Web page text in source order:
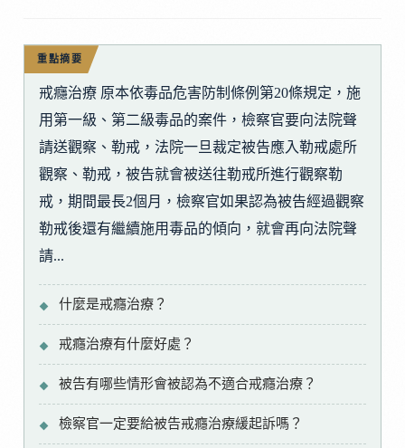
重點摘要
戒癮治療 原本依毒品危害防制條例第20條規定，施
用第一級、第二級毒品的案件，檢察官要向法院聲
請送觀察、勒戒，法院一旦裁定被告應入勒戒處所
觀察、勒戒，被告就會被送往勒戒所進行觀察勒
戒，期間最長2個月，檢察官如果認為被告經過觀察
勒戒後還有繼續施用毒品的傾向，就會再向法院聲
請...
什麼是戒癮治療？
戒癮治療有什麼好處？
被告有哪些情形會被認為不適合戒癮治療？
檢察官一定要給被告戒癮治療緩起訴嗎？